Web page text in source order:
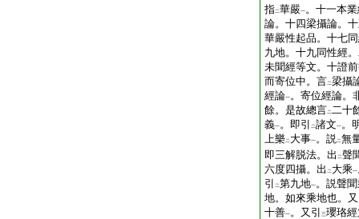
指二華嚴一。十一本
論。十四梁攝論。
華嚴性起品。十七
九地。十九同性經
未聞經等文。十證
而寄位中。言二梁攝
經論一。寄位經論。
餘。是故總言二二十
義一。即引 二諸文一。
上樂二 大事一。説二無
即三解脱法。出 二聲
六度四攝。出 二 大乘一
引
二第九地一。説聲
地。如來乘地也。
十善一。又引 三瓔珞